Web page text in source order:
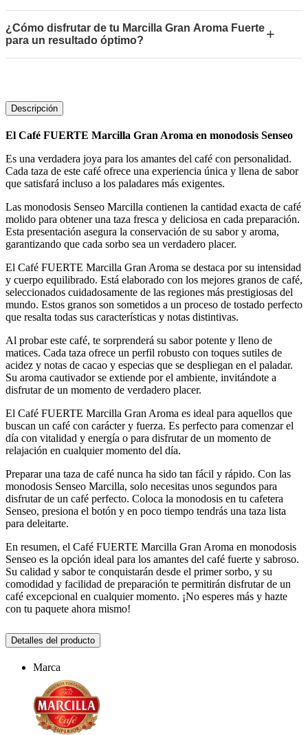
¿Cómo disfrutar de tu Marcilla Gran Aroma Fuerte
para un resultado óptimo?
+
Descripción
El Café FUERTE Marcilla Gran Aroma en monodosis Senseo
Es una verdadera joya para los amantes del café con personalidad.
Cada taza de este café ofrece una experiencia única y llena de sabor
que satisfará incluso a los paladares más exigentes.
Las monodosis Senseo Marcilla contienen la cantidad exacta de café
molido para obtener una taza fresca y deliciosa en cada preparación.
Esta presentación asegura la conservación de su sabor y aroma,
garantizando que cada sorbo sea un verdadero placer.
El Café FUERTE Marcilla Gran Aroma se destaca por su intensidad
y cuerpo equilibrado. Está elaborado con los mejores granos de café,
seleccionados cuidadosamente de las regiones más prestigiosas del
mundo. Estos granos son sometidos a un proceso de tostado perfecto
que resalta todas sus características y notas distintivas.
Al probar este café, te sorprenderá su sabor potente y lleno de
matices. Cada taza ofrece un perfil robusto con toques sutiles de
acidez y notas de cacao y especias que se despliegan en el paladar.
Su aroma cautivador se extiende por el ambiente, invitándote a
disfrutar de un momento de verdadero placer.
El Café FUERTE Marcilla Gran Aroma es ideal para aquellos que
buscan un café con carácter y fuerza. Es perfecto para comenzar el
día con vitalidad y energía o para disfrutar de un momento de
relajación en cualquier momento del día.
Preparar una taza de café nunca ha sido tan fácil y rápido. Con las
monodosis Senseo Marcilla, solo necesitas unos segundos para
disfrutar de un café perfecto. Coloca la monodosis en tu cafetera
Senseo, presiona el botón y en poco tiempo tendrás una taza lista
para deleitarte.
En resumen, el Café FUERTE Marcilla Gran Aroma en monodosis
Senseo es la opción ideal para los amantes del café fuerte y sabroso.
Su calidad y sabor te conquistarán desde el primer sorbo, y su
comodidad y facilidad de preparación te permitirán disfrutar de un
café excepcional en cualquier momento. ¡No esperes más y hazte
con tu paquete ahora mismo!
Detalles del producto
Marca